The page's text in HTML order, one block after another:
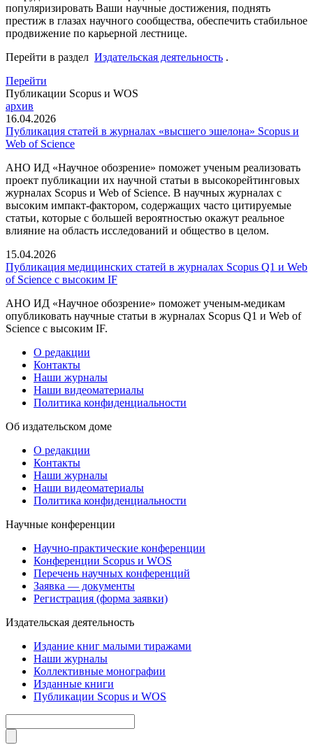
популяризировать Ваши научные достижения, поднять
престиж в глазах научного сообщества, обеспечить стабильное
продвижение по карьерной лестнице.
Перейти в раздел Издательская деятельность .
Перейти
Публикации Scopus и WOS
архив
16.04.2026
Публикация статей в журналах «высшего эшелона» Scopus и
Web of Science
АНО ИД «Научное обозрение» поможет ученым реализовать
проект публикации их научной статьи в высокорейтинговых
журналах Scopus и Web of Science. В научных журналах с
высоким импакт-фактором, содержащих часто цитируемые
статьи, которые с большей вероятностью окажут реальное
влияние на область исследований и общество в целом.
15.04.2026
Публикация медицинских статей в журналах Scopus Q1 и Web
of Science с высоким IF
АНО ИД «Научное обозрение» поможет ученым-медикам
опубликовать научные статьи в журналах Scopus Q1 и Web of
Science с высоким IF.
О редакции
Контакты
Наши журналы
Наши видеоматериалы
Политика конфиденциальности
Об издательском доме
О редакции
Контакты
Наши журналы
Наши видеоматериалы
Политика конфиденциальности
Научные конференции
Научно-практические конференции
Конференции Scopus и WOS
Перечень научных конференций
Заявка — документы
Регистрация (форма заявки)
Издательская деятельность
Издание книг малыми тиражами
Наши журналы
Коллективные монографии
Изданные книги
Публикации Scopus и WOS